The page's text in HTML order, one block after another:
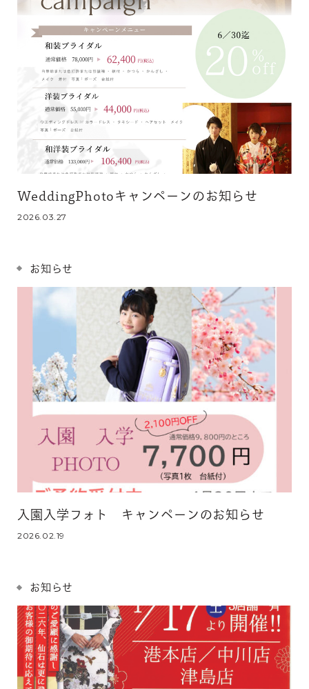
WeddingPhotoキャンペーンのお知らせ
2026.03.27
お知らせ
入園入学フォト キャンペーンのお知らせ
2026.02.19
お知らせ